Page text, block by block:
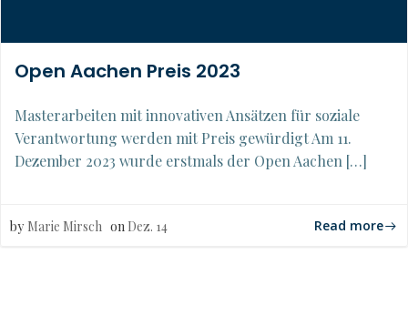
Open Aachen Preis 2023
Masterarbeiten mit innovativen Ansätzen für soziale
Verantwortung werden mit Preis gewürdigt Am 11.
Dezember 2023 wurde erstmals der Open Aachen […]
by Marie Mirsch on Dez. 14 Read more